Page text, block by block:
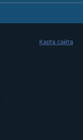
Карта сайта